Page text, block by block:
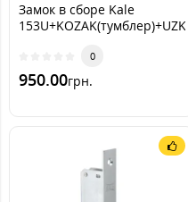
Замок в сборе Kale
0
950.00грн.